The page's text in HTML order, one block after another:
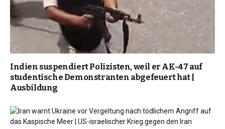
Indien suspendiert Polizisten, weil er AK-47 auf
studentische Demonstranten abgefeuert hat |
Ausbildung